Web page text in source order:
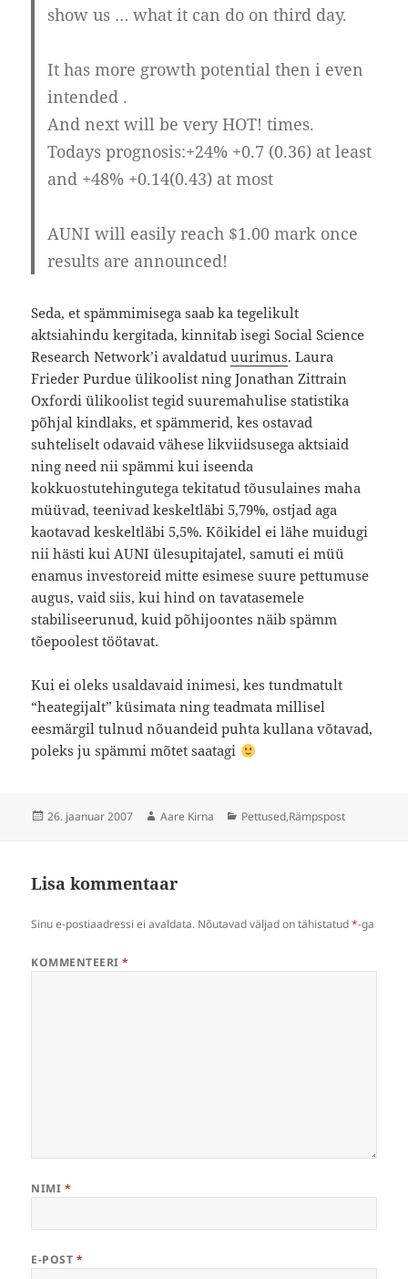
show us … what it can do on third day.
It has more growth potential then i even
intended .
And next will be very HOT! times.
Todays prognosis:+24% +0.7 (0.36) at least
and +48% +0.14(0.43) at most
AUNI will easily reach $1.00 mark once
results are announced!
Seda, et spämmimisega saab ka tegelikult
aktsiahindu kergitada, kinnitab isegi Social Science
Research Network’i avaldatuduurimus. Laura
Frieder Purdue ülikoolist ning Jonathan Zittrain
Oxfordi ülikoolist tegid suuremahulise statistika
põhjal kindlaks, et spämmerid, kes ostavad
suhteliselt odavaid vähese likviidsusega aktsiaid
ning need nii spämmi kui iseenda
kokkuostutehingutega tekitatud tõusulaines maha
müüvad, teenivad keskeltläbi 5,79%, ostjad aga
kaotavad keskeltläbi 5,5%. Kõikidel ei lähe muidugi
nii hästi kui AUNI ülesupitajatel, samuti ei müü
enamus investoreid mitte esimese suure pettumuse
augus, vaid siis, kui hind on tavatasemele
stabiliseerunud, kuid põhijoontes näib spämm
tõepoolest töötavat.
Kui ei oleks usaldavaid inimesi, kes tundmatult
“heategijalt” küsimata ning teadmata millisel
eesmärgil tulnud nõuandeid puhta kullana võtavad,
poleks ju spämmi mõtet saatagi
Postitatud
26. jaanuar 2007 Autor
Aare Kirna Rubriigid
Pettused,Rämpspost
Lisa kommentaar
Sinu e-postiaadressi ei avaldata. Nõutavad väljad on tähistatud*-ga
KOMMENTEERI*
NIMI *
E-POST *